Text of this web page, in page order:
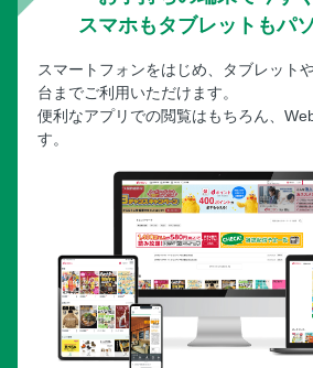
スマホもタブレットもパ
スマートフォンをはじめ、タブレット
台までご利用いただけます。
便利なアプリでの閲覧はもちろん、
す。